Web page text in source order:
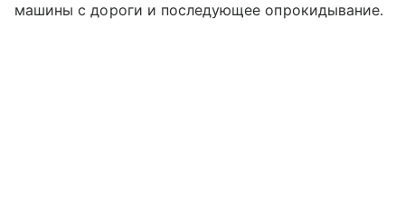
машины с дороги и последующее опрокидывание.